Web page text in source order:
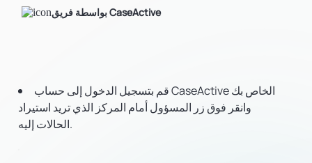
بواسطة فريق CaseActive
قم بتسجيل الدخول إلى حساب CaseActive الخاص بك
وانقر فوق زر المسؤول أمام المركز الذي تريد استيراد
الحالات إليه.